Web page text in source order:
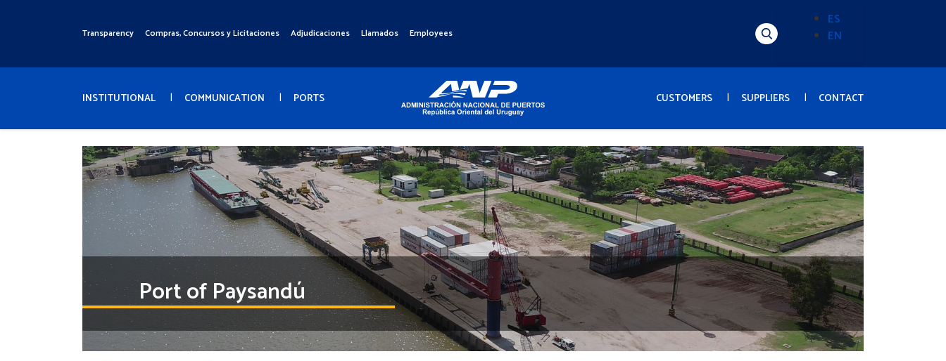
Menú
Transparency Compras, Concursos y Licitaciones Adjudicaciones Llamados Employees Alternador
(Content)
ES
EN
Menú
INSTITUTIONAL COMMUNICATION PORTS CUSTOMERS SUPPLIERS CONTACT
Port of Paysandú